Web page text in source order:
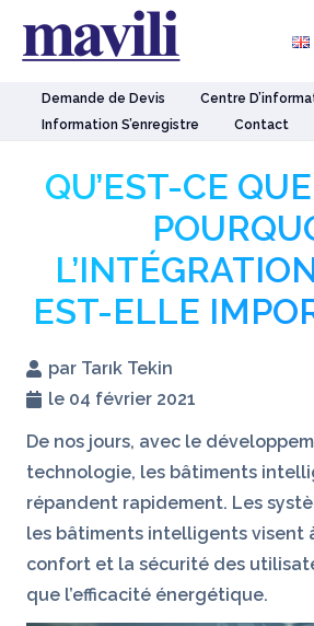
Demande de Devis
Centre
Information S’enregistre
Contact
QU’EST-CE
EST-ELLE
par Tarık Tekin
le 04 février 2021
De nos jours, avec le
technologie, les bâtiments
répandent rapidement. Les
les bâtiments intelligents visent
confort et la sécurité des
que l’efficacité énergétique.